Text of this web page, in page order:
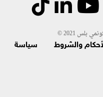
2021 ©
والشروط
سياسة